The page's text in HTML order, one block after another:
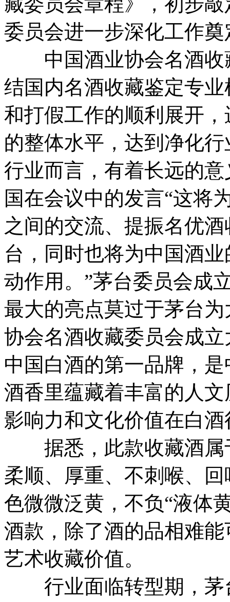
委员会进一步深化工作
中国酒业协会名酒收
结国内名酒收藏鉴定专
和打假工作的顺利展开
的整体水平，达到净化
行业而言，有着长远的
国在会议中的发言“这将
之间的交流、提振名优
台，同时也将为中国酒
动作用。”茅台委员会成
最大的亮点莫过于茅台
协会名酒收藏委员会成
中国白酒的第一品牌，
酒香里蕴藏着丰富的人
影响力和文化价值在白
据悉，此款收藏酒属
柔顺、厚重、不刺喉、
色微微泛黄，不负“液体
酒款，除了酒的品相难
艺术收藏价值。
行业面临转型期，茅